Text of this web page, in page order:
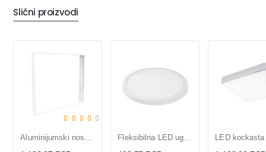
Slični proizvodi
Aluminijumski nosač za LNP-B LED panele Fleksibilna LED ugradna panel lampa 15W